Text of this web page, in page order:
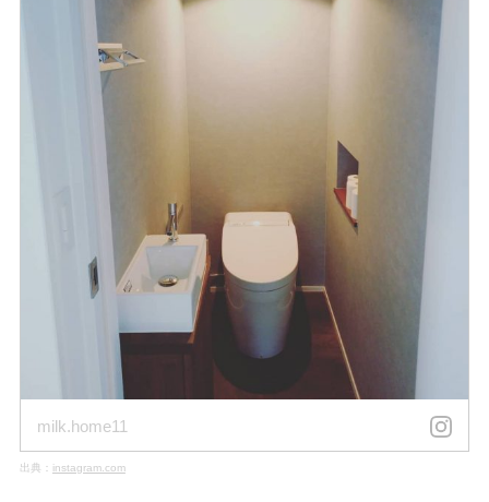
milk.home11
出典： instagram.com